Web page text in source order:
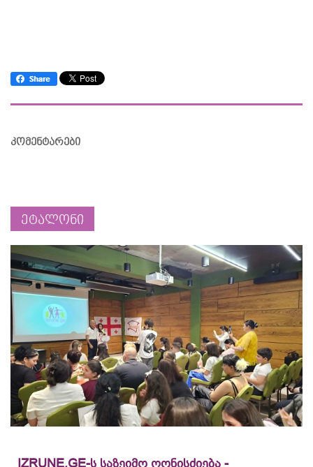
კომენტარები
ეტალონი
IZRUNE.GE-ს საზეიმო ღონისძიება -